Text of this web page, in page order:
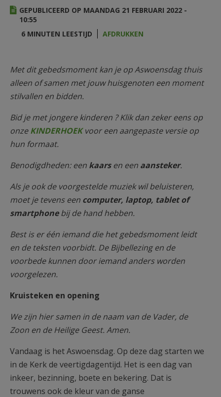
AANMELDEN OF REGISTREREN
GEPUBLICEERD OP MAANDAG 21 FEBRUARI 2022 -
10:55
6 MINUTEN LEESTIJD
AFDRUKKEN
Met dit gebedsmoment kan je op Aswoensdag thuis
alleen of samen met jouw huisgenoten een moment
stilvallen en bidden.
Bid je met jongere kinderen ? Klik dan zeker eens op
onzeKINDERHOEKvoor een aangepaste versie op
hun formaat.
Benodigdheden: een kaarsen een aansteker.
Als je ook de voorgestelde muziek wil beluisteren,
moet je tevens een computer, laptop, tablet of
smartphonebij de hand hebben.
Best is er één iemand die het gebedsmoment leidt
en de teksten voorbidt. De Bijbellezing en de
voorbede kunnen door iemand anders worden
voorgelezen.
Kruisteken en opening
We zijn hier samen in de naam van de Vader, de
Zoon en de Heilige Geest. Amen.
Vandaag is het Aswoensdag. Op deze dag starten we
in de Kerk de veertigdagentijd. Het is een dag van
inkeer, bezinning, boete en bekering. Dat is
trouwens ook de kleur van de ganse